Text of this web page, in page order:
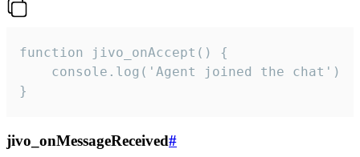
function jivo_onAccept() {
}
jivo_onMessageReceived#